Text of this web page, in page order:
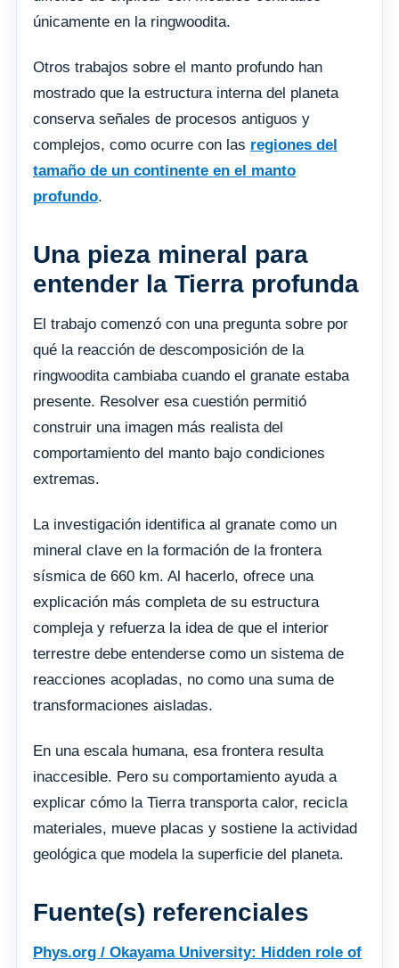
únicamente en la ringwoodita.
Otros trabajos sobre el manto profundo han
mostrado que la estructura interna del planeta
conserva señales de procesos antiguos y
complejos, como ocurre con las regiones del
tamaño de un continente en el manto
profundo.
Una pieza mineral para
entender la Tierra profunda
El trabajo comenzó con una pregunta sobre por
qué la reacción de descomposición de la
ringwoodita cambiaba cuando el granate estaba
presente. Resolver esa cuestión permitió
construir una imagen más realista del
comportamiento del manto bajo condiciones
extremas.
La investigación identifica al granate como un
mineral clave en la formación de la frontera
sísmica de 660 km. Al hacerlo, ofrece una
explicación más completa de su estructura
compleja y refuerza la idea de que el interior
terrestre debe entenderse como un sistema de
reacciones acopladas, no como una suma de
transformaciones aisladas.
En una escala humana, esa frontera resulta
inaccesible. Pero su comportamiento ayuda a
explicar cómo la Tierra transporta calor, recicla
materiales, mueve placas y sostiene la actividad
geológica que modela la superficie del planeta.
Fuente(s) referenciales
Phys.org / Okayama University: Hidden role of